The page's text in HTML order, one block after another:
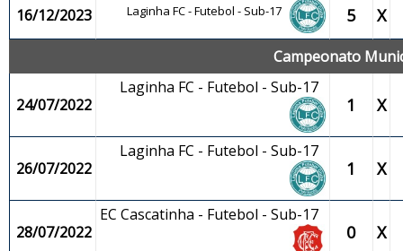
16/12/2023 Laginha FC - Futebol - Sub-17 5 X
Campeonato
24/07/2022
Laginha FC - Futebol - Sub-17
1 X
26/07/2022
Laginha FC - Futebol - Sub-17
1 X
28/07/2022
EC Cascatinha - Futebol - Sub-17
0 X